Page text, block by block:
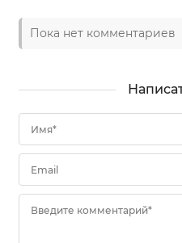
Пока нет комментариев
Имя*
Email
Введите комментарий*